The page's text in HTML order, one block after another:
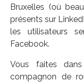
Bruxelles (où
présents sur
les utilisateurs
Facebook.
Vous faites
compagnon de